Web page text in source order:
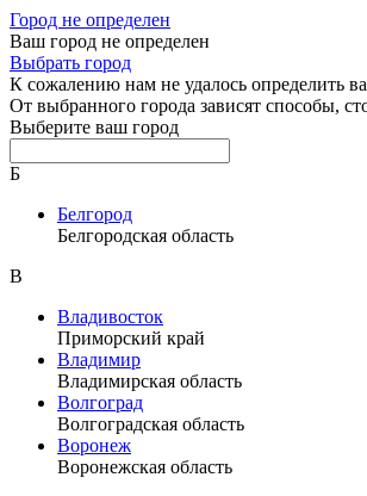
Город не определен
Ваш город не определен
Выбрать город
К сожалению нам не удалось определить
От выбранного города зависят способы,
Выберите ваш город
Б
Белгород
Белгородская область
В
Владивосток
Приморский край
Владимир
Владимирская область
Волгоград
Волгоградская область
Воронеж
Воронежская область